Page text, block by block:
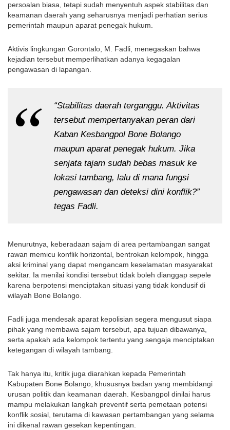
persoalan biasa, tetapi sudah menyentuh aspek stabilitas dan
keamanan daerah yang seharusnya menjadi perhatian serius
pemerintah maupun aparat penegak hukum.
Aktivis lingkungan Gorontalo, M. Fadli, menegaskan bahwa
kejadian tersebut memperlihatkan adanya kegagalan
pengawasan di lapangan.
“Stabilitas daerah terganggu. Aktivitas
tersebut mempertanyakan peran dari
Kaban Kesbangpol Bone Bolango
maupun aparat penegak hukum. Jika
senjata tajam sudah bebas masuk ke
lokasi tambang, lalu di mana fungsi
pengawasan dan deteksi dini konflik?”
tegas Fadli.
Menurutnya, keberadaan sajam di area pertambangan sangat
rawan memicu konflik horizontal, bentrokan kelompok, hingga
aksi kriminal yang dapat mengancam keselamatan masyarakat
sekitar. Ia menilai kondisi tersebut tidak boleh dianggap sepele
karena berpotensi menciptakan situasi yang tidak kondusif di
wilayah Bone Bolango.
Fadli juga mendesak aparat kepolisian segera mengusut siapa
pihak yang membawa sajam tersebut, apa tujuan dibawanya,
serta apakah ada kelompok tertentu yang sengaja menciptakan
ketegangan di wilayah tambang.
Tak hanya itu, kritik juga diarahkan kepada Pemerintah
Kabupaten Bone Bolango, khususnya badan yang membidangi
urusan politik dan keamanan daerah. Kesbangpol dinilai harus
mampu melakukan langkah preventif serta pemetaan potensi
konflik sosial, terutama di kawasan pertambangan yang selama
ini dikenal rawan gesekan kepentingan.